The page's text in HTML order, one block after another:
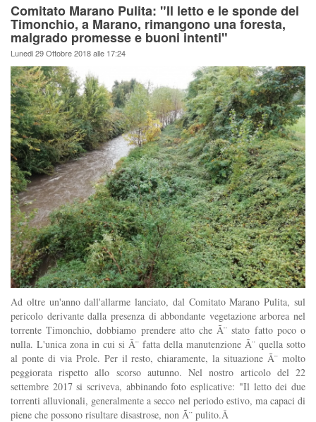
Comitato Marano Pulita: "Il letto e le sponde del
Timonchio, a Marano, rimangono una foresta,
malgrado promesse e buoni intenti"
Lunedi 29 Ottobre 2018 alle 17:24
Ad oltre un'anno dall'allarme lanciato, dal Comitato Marano Pulita, sul
pericolo derivante dalla presenza di abbondante vegetazione arborea nel
torrente Timonchio, dobbiamo prendere atto che Ã¨ stato fatto poco o
nulla. L'unica zona in cui si Ã¨ fatta della manutenzione Ã¨ quella sotto
al ponte di via Prole. Per il resto, chiaramente, la situazione Ã¨ molto
peggiorata rispetto allo scorso autunno. Nel nostro articolo del 22
settembre 2017 si scriveva, abbinando foto esplicative: "Il letto dei due
torrenti alluvionali, generalmente a secco nel periodo estivo, ma capaci di
piene che possono risultare disastrose, non Ã¨ pulito.Â